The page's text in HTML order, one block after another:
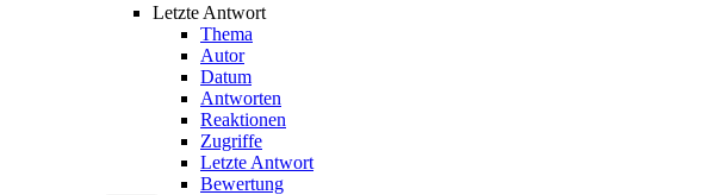
Letzte Antwort
Thema
Autor
Datum
Antworten
Reaktionen
Zugriffe
Letzte Antwort
Bewertung